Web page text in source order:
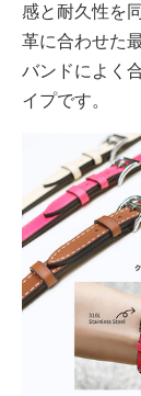
感と耐久性を
革に合わせた
バンドによく
イプです。